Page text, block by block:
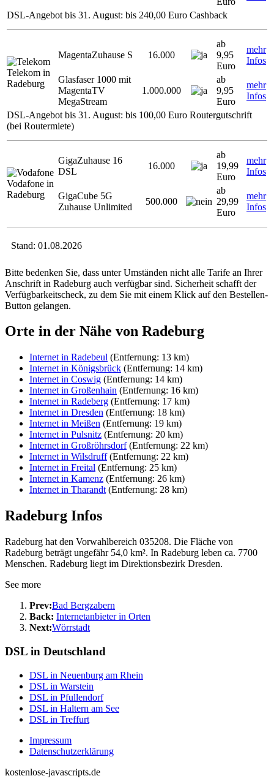
DSL-Angebot bis 31. August: bis 240,00 Euro Cashback
Telekom in
Radeburg
MagentaZuhause S 16.000
ab
9,95
Euro
mehr
Infos
Glasfaser 1000 mit
MagentaTV
MegaStream
1.000.000
ab
9,95
Euro
mehr
Infos
DSL-Angebot bis 31. August: bis 100,00 Euro Routergutschrift
(bei Routermiete)
Vodafone in
Radeburg
GigaZuhause 16
DSL
16.000
ab
19,99
Euro
mehr
Infos
GigaCube 5G
Zuhause Unlimited
500.000
ab
29,99
Euro
mehr
Infos
Stand: 01.08.2026
Bitte bedenken Sie, dass unter Umständen nicht alle Tarife an Ihrer
Anschrift in Radeburg auch verfügbar sind. Sicherheit schafft der
Verfügbarkeitscheck, zu dem Sie mit einem Klick auf den Bestellen-
Button gelangen.
Orte in der Nähe von Radeburg
Internet in Radebeul (Entfernung: 13 km)
Internet in Königsbrück (Entfernung: 14 km)
Internet in Coswig (Entfernung: 14 km)
Internet in Großenhain (Entfernung: 16 km)
Internet in Radeberg (Entfernung: 17 km)
Internet in Dresden (Entfernung: 18 km)
Internet in Meißen (Entfernung: 19 km)
Internet in Pulsnitz (Entfernung: 20 km)
Internet in Großröhrsdorf(Entfernung: 22 km)
Internet in Wilsdruff(Entfernung: 22 km)
Internet in Freital (Entfernung: 25 km)
Internet in Kamenz (Entfernung: 26 km)
Internet in Tharandt (Entfernung: 28 km)
Radeburg Infos
Radeburg hat den Vorwahlbereich 035208. Die Fläche von
Radeburg beträgt ungefähr 54,0 km². In Radeburg leben ca. 7700
Menschen. Radeburg liegt im Direktionsbezirk Dresden.
See more
Prev:Bad Bergzabern
Back: Internetanbieter in Orten
Next:Wörrstadt
DSL in Deutschland
DSL in Neuenburg am Rhein
DSL in Warstein
DSL in Pfullendorf
DSL in Haltern am See
DSL in Treffurt
Impressum
Datenschutzerklärung
kostenlose-javascripts.de